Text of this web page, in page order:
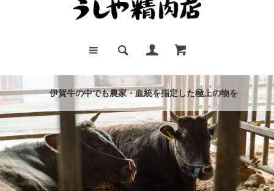
伊賀牛の中でも農家・血統を指定した極上の物を